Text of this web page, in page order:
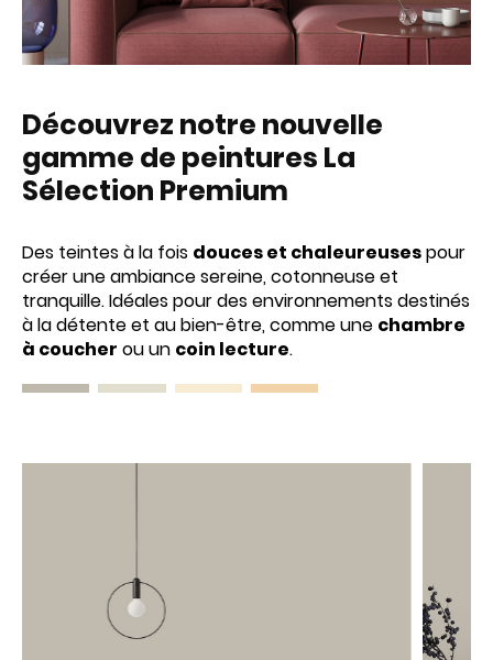
Découvrez notre nouvelle
gamme de peintures La
Sélection Premium
Des teintes à la fois douces et chaleureusespour
créer une ambiance sereine, cotonneuse et
tranquille. Idéales pour des environnements destinés
à la détente et au bien-être, comme une chambre
à coucher ou un coin lecture.